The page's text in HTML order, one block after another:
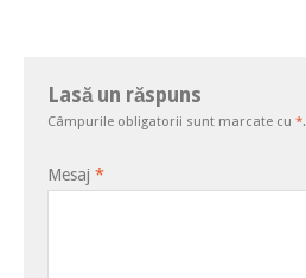
Lasă un răspuns
Câmpurile obligatorii sunt marcate cu *.
Mesaj *